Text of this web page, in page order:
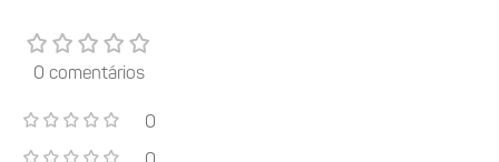
0 comentários
0